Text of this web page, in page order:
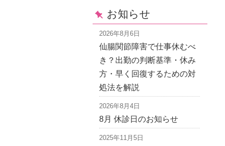
お知らせ
2026年8月6日
仙腸関節障害で仕事休むべ
き？出勤の判断基準・休み
方・早く回復するための対
処法を解説
2026年8月4日
8月 休診日のお知らせ
2025年11月5日